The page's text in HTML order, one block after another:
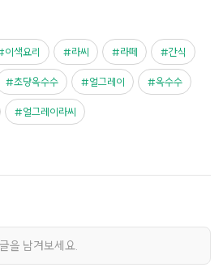
이색요리 라씨 라떼 간식
초당옥수수 얼그레이 옥수수
얼그레이라씨
을 남겨보세요.